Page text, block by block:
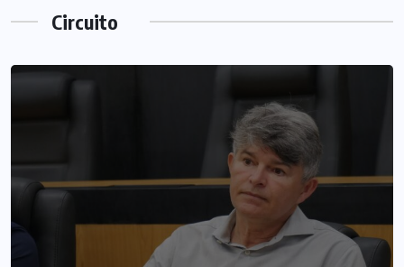
Circuito